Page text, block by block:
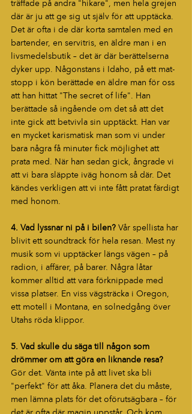
träffade på andra "hikare", men hela grejen
där är ju att ge sig ut själv för att upptäcka.
Det är ofta i de där korta samtalen med en
bartender, en servitris, en äldre man i en
livsmedelsbutik – det är där berättelserna
dyker upp. Någonstans i Idaho, på ett mat-
stopp i kön berättade en äldre man för oss
att han hittat "The secret of life". Han
berättade så ingående om det så att det
inte gick att betvivla sin upptäckt. Han var
en mycket karismatisk man som vi under
bara några få minuter fick möjlighet att
prata med. När han sedan gick, ångrade vi
att vi bara släppte iväg honom så där. Det
kändes verkligen att vi inte fått pratat färdigt
med honom.
4. Vad lyssnar ni på i bilen? Vår spellista har
blivit ett soundtrack för hela resan. Mest ny
musik som vi upptäcker längs vägen – på
radion, i affärer, på barer. Några låtar
kommer alltid att vara förknippade med
vissa platser. En viss vägsträcka i Oregon,
ett motell i Montana, en solnedgång över
Utahs röda klippor.
5. Vad skulle du säga till någon som
drömmer om att göra en liknande resa?
Gör det. Vänta inte på att livet ska bli
"perfekt" för att åka. Planera det du måste,
men lämna plats för det oförutsägbara – för